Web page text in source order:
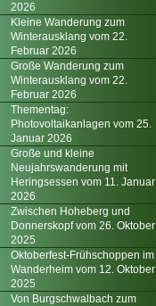
2026
Kleine Wanderung zum
Winterausklang vom 22.
Februar 2026
Große Wanderung zum
Winterausklang vom 22.
Februar 2026
Thementag:
Photovoltaikanlagen vom 25.
Januar 2026
Große und kleine
Neujahrswanderung mit
Heringsessen vom 11. Januar
2026
Zwischen Hoheberg und
Donnerskopf vom 26. Oktober
2025
Oktoberfest-Frühschoppen im
Wanderheim vom 12. Oktober
2025
Von Burgschwalbach zum